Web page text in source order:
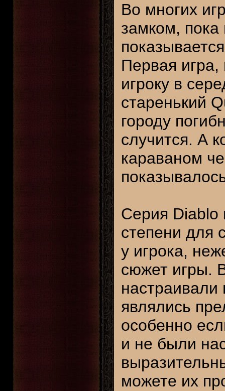
Во многих
замком, пока
Первая игра,
игроку в
старенький
городу
случится. А
караваном
Серия Diablo
степени для
у игрока,
сюжет игры.
являлись
особенно
и не были
можете их